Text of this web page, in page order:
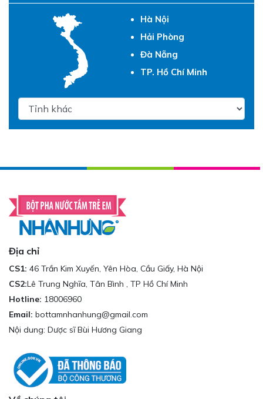
Hà Nội
Hải Phòng
Đà Nẵng
TP. Hồ Chí Minh
Địa chỉ
CS1: 46 Trần Kim Xuyến, Yên Hòa, Cầu Giấy, Hà Nội
CS2:Lê Trung Nghĩa, Tân Bình , TP Hồ Chí Minh
Hotline: 18006960
Email: bottamnhanhung@gmail.com
Nội dung: Dược sĩ Bùi Hương Giang